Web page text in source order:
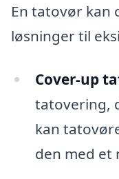
En tatovør kan
løsninger til
Cover-up
tatovering,
kan
den med et